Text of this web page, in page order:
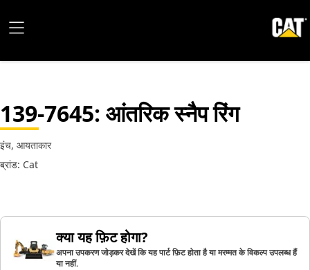
139-7645: आंतरिक स्नैप रिंग
इंच, आयताकार
ब्रांड: Cat
क्या यह फ़िट होगा?
अपना उपकरण जोड़कर देखें कि यह पार्ट फ़िट होता है या मरम्मत के विकल्प उपलब्ध हैं
या नहीं.